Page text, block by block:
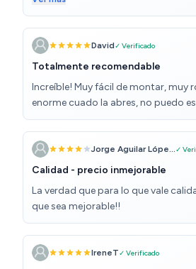
vaya a caer ni nada, pero eso es lo
demás, es muy buena mesa.
David✓ Verificado
Totalmente recomendable
Increíble! Muy fácil de montar, muy
enorme cuado la abres, no puedo
Jorge Aguilar Lópe...✓
Calidad - precio inmejorable
La verdad que para lo que vale
que sea mejorable!!
IreneT✓ Verificado